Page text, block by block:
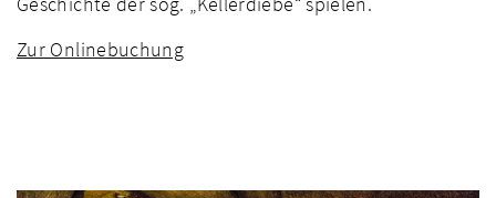
Zur Onlinebuchung